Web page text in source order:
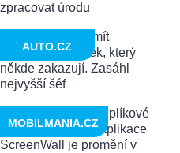
AUTO.CZ
MOBILMANIA.CZ